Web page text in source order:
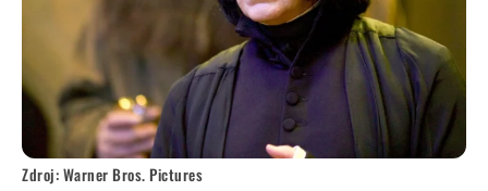
Zdroj: Warner Bros. Pictures